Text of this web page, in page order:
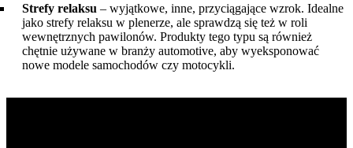
Strefy relaksu – wyjątkowe, inne, przyciągające wzrok. Idealne
jako strefy relaksu w plenerze, ale sprawdzą się też w roli
wewnętrznych pawilonów. Produkty tego typu są również
chętnie używane w branży automotive, aby wyeksponować
nowe modele samochodów czy motocykli.